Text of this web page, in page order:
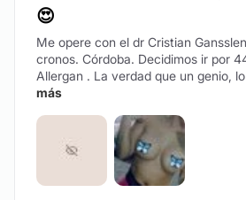
quirúrgicos tendientes a modelar la
Aumentar, Reducir, Reconstruir o
CONTACTAR
AUMENTO GLÚTEOS
La GLUTEOPLASTIA es un
😍
Me opere con el dr Cristian
cronos. Córdoba. Decidimos ir por
Allergan . La verdad que un genio,
más